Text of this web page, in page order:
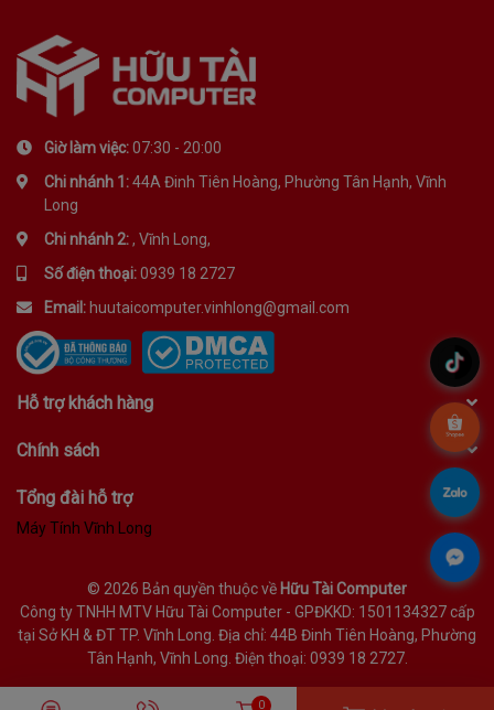
Giờ làm việc:07:30 - 20:00
Chi nhánh 1:44A Đinh Tiên Hoàng, Phường Tân Hạnh, Vĩnh
Long
Chi nhánh 2:, Vĩnh Long,
Số điện thoại:0939 18 2727
Email: huutaicomputer.vinhlong@gmail.com
Hỗ trợ khách hàng
Chính sách
Tổng đài hỗ trợ
Máy Tính Vĩnh Long
© 2026 Bản quyền thuộc về Hữu Tài Computer
Công ty TNHH MTV Hữu Tài Computer - GPĐKKD: 1501134327 cấp
tại Sở KH & ĐT TP. Vĩnh Long. Địa chỉ: 44B Đinh Tiên Hoàng, Phường
Tân Hạnh, Vĩnh Long. Điện thoại: 0939 18 2727.
.
.
.
.
0